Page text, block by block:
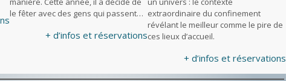
le fêter avec des gens qui passent…
+ d’infos et réservations
extraordinaire du confinement
révélant le meilleur comme le pire de
ces lieux d’accueil.
+ d’infos et réservations